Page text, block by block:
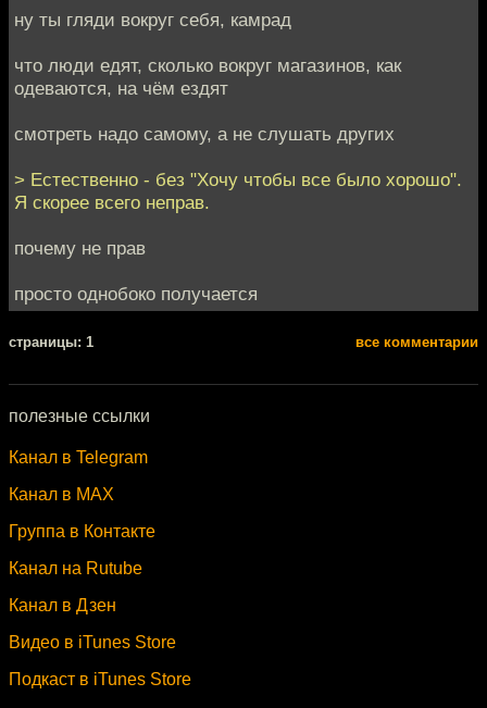
ну ты гляди вокруг себя, камрад
что люди едят, сколько вокруг магазинов, как
одеваются, на чём ездят
смотреть надо самому, а не слушать других
> Естественно - без "Хочу чтобы все было хорошо".
Я скорее всего неправ.
почему не прав
просто однобоко получается
cтраницы: 1 все комментарии
полезные ссылки
Канал в Telegram
Канал в MAX
Группа в Контакте
Канал на Rutube
Канал в Дзен
Видео в iTunes Store
Подкаст в iTunes Store